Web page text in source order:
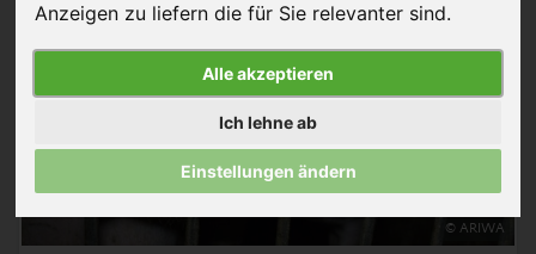
Anzeigen zu liefern die für Sie relevanter sind.
Alle akzeptieren
Ich lehne ab
Einstellungen ändern
© ARIWA